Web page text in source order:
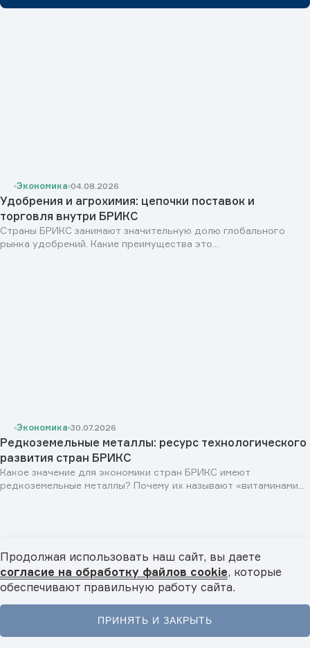
Главная Новости Видео Подкасты Меню
Экономика 04.08.2026
Удобрения и агрохимия: цепочки поставок и
торговля внутри БРИКС
Страны БРИКС занимают значительную долю глобального
рынка удобрений. Какие преимущества это...
Экономика 30.07.2026
Редкоземельные металлы: ресурс технологического
развития стран БРИКС
Какое значение для экономики стран БРИКС имеют
редкоземельные металлы? Почему их называют «витаминами...
Продолжая использовать наш сайт, вы даете
согласие на обработку файлов cookie, которые
обеспечивают правильную работу сайта.
ПРИНЯТЬ И ЗАКРЫТЬ